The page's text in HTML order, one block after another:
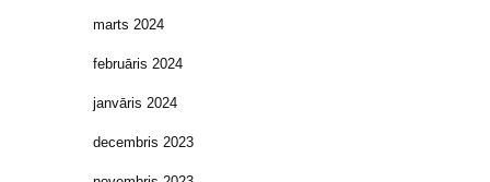
marts 2024
februāris 2024
janvāris 2024
decembris 2023